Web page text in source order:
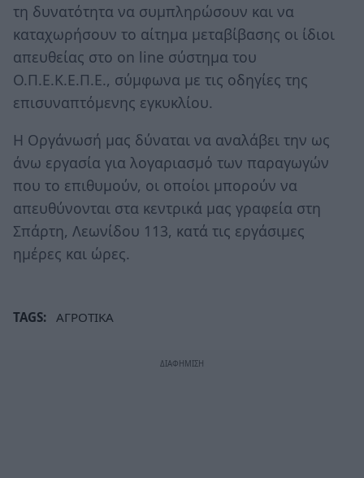
τη δυνατότητα να συμπληρώσουν και να
καταχωρήσουν το αίτημα μεταβίβασης οι ίδιοι
απευθείας στο on line σύστημα του
Ο.Π.Ε.Κ.Ε.Π.Ε., σύμφωνα με τις οδηγίες της
επισυναπτόμενης εγκυκλίου.
Η Οργάνωσή μας δύναται να αναλάβει την ως
άνω εργασία για λογαριασμό των παραγωγών
που το επιθυμούν, οι οποίοι μπορούν να
απευθύνονται στα κεντρικά μας γραφεία στη
Σπάρτη, Λεωνίδου 113, κατά τις εργάσιμες
ημέρες και ώρες.
TAGS: ΑΓΡΟΤΙΚΑ